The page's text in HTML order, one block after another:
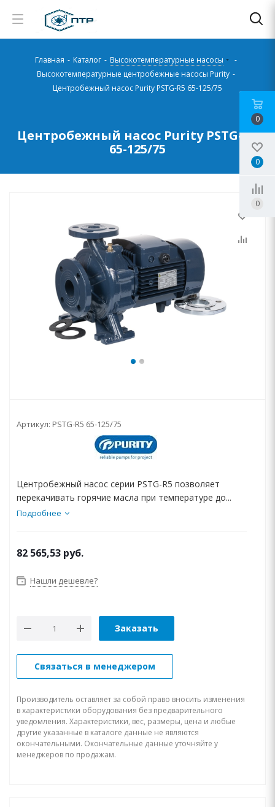
Главная - Каталог - Высокотемпературные насосы
-
Высокотемпературные центробежные насосы Purity -
Центробежный насос Purity PSTG-R5 65-125/75
Центробежный насос Purity PSTG-R5
65-125/75
Артикул: PSTG-R5 65-125/75
Центробежный насос серии PSTG-R5 позволяет
перекачивать горячие масла при температуре до...
Подробнее
82 565,53 руб.
Нашли дешевле?
Заказать
Связаться в менеджером
Производитель оставляет за собой право вносить изменения
в характеристики оборудования без предварительного
уведомления. Характеристики, вес, размеры, цена и любые
другие указанные в каталоге данные не являются
окончательными. Окончательные данные уточняйте у
менеджеров по продажам.
0
0
0